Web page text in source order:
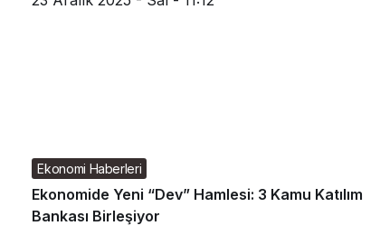
Ekonomi Haberleri
Ekonomide Yeni “Dev” Hamlesi: 3 Kamu Katılım
Bankası Birleşiyor